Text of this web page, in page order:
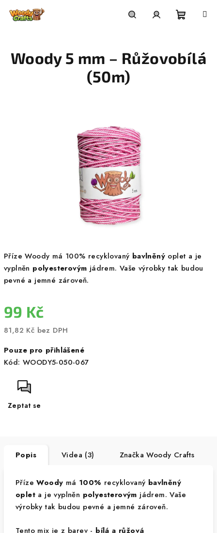
košík
Příze Woody má 100% recyklovaný bavlněný oplet a je
vyplněn polyesterovým jádrem. Vaše výrobky tak budou
pevné a jemné zároveň.
99 Kč
81,82 Kč bez DPH
cena:
Pouze pro přihlášené
Kód: WOODY5-050-067
Zeptat se
Woody 5 mm – Růžovobílá
(50m)
Popis Videa (3) Značka Woody Crafts
PřízeWoody má 100% recyklovaný bavlněný
oplet a je vyplněn polyesterovým jádrem. Vaše
výrobky tak budou pevné a jemné zároveň.
Tento mix je z barev - bílá a růžová